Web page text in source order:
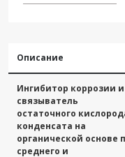
Описание
Ингибитор коррозии
связыватель
остаточного
конденсата на
органической основе
среднего и